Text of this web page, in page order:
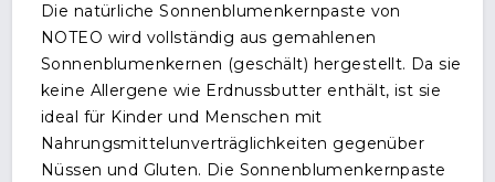
Die natürliche Sonnenblumenkernpaste von
NOTEO wird vollständig aus gemahlenen
Sonnenblumenkernen (geschält) hergestellt. Da sie
keine Allergene wie Erdnussbutter enthält, ist sie
ideal für Kinder und Menschen mit
Nahrungsmittelunverträglichkeiten gegenüber
Nüssen und Gluten. Die Sonnenblumenkernpaste